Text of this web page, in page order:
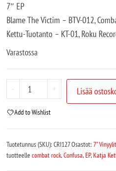
7″ EP
Blame The Victim – BTV-012,
Kettu-Tuotanto – KT-01, Roku
Varastossa
- + Lisää
Add to Wishlist
Tuotetunnus (SKU):CRI127Osastot:7" Vinyylit
tuotteellecombat rock,Confusa,EP,Katja